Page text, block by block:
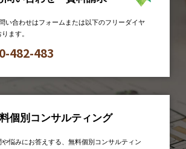
い合わせはフォームまたは以下のフリーダイヤ
ます。
482-483
個別コンサルティング
悩みにお答えする、無料個別コンサルティン